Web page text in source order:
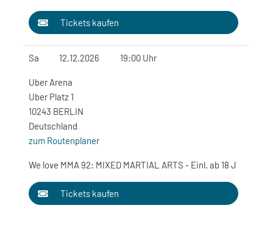
Tickets kaufen
Sa 12.12.2026 19:00 Uhr
Uber Arena
Uber Platz 1
10243 BERLIN
Deutschland
zum Routenplaner
We love MMA 92: MIXED MARTIAL ARTS - Einl. ab 18 J
Tickets kaufen